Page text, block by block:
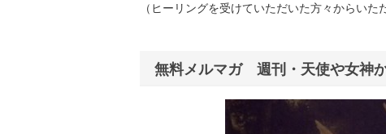
（ヒーリングを受けていただいた方々からい
無料メルマガ 週刊・天使や女神